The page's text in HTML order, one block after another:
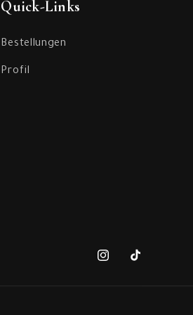
Quick-Links
Bestellungen
Profil
InstagramTikTok